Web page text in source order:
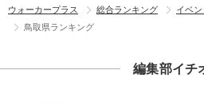
ウォーカープラス 総合ランキング イベ
鳥取県ランキング
編集部イチ